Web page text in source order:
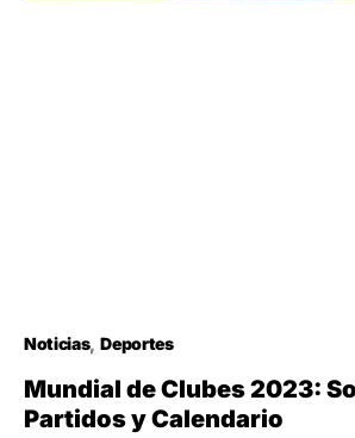
Noticias Deportes
Mundial de Clubes 2023:
Partidos y Calendario